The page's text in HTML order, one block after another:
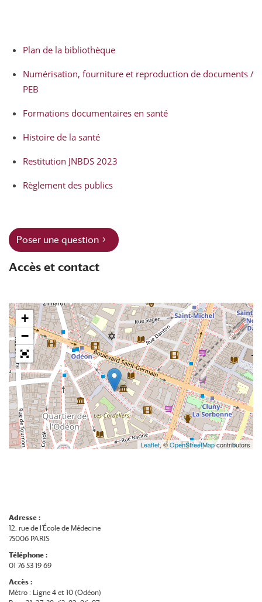
Plan de la bibliothèque
Numérisation, fourniture et reproduction de documents /
PEB
Formations documentaires en santé
Histoire de la santé
Restitution JNBDS 2023
Règlement des publics
Poser une question
Accès et contact
+
−
Leaflet, ©OpenStreetMapcontributors
Adresse :
12, rue de l’École de Médecine
75006 PARIS
Téléphone :
01 76 53 19 69
Accès :
Métro : Ligne 4 et 10 (Odéon)